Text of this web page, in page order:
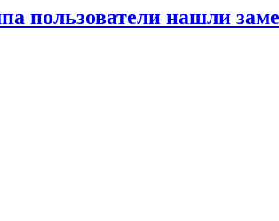
пользователи нашли